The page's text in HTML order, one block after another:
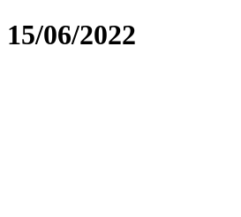
15/06/2022